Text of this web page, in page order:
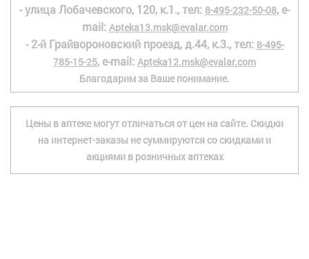
- улица Лобачевского, 120, к.1., тел: 8-495-232-50-08, e-
mail: Apteka13.msk@evalar.com
- 2-й Грайвороновский проезд, д.44, к.3., тел: 8-495-
785-15-25, e-mail: Apteka12.msk@evalar.com
Благодарим за Ваше понимание.
Цены в аптеке могут отличаться от цен на сайте. Скидки
на интернет-заказы не суммируются со скидками и
акциями в розничных аптеках